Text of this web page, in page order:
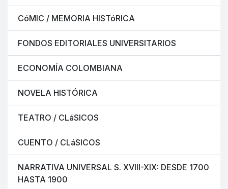
CóMIC / MEMORIA HISTóRICA
FONDOS EDITORIALES UNIVERSITARIOS
ECONOMÍA COLOMBIANA
NOVELA HISTÓRICA
TEATRO / CLáSICOS
CUENTO / CLáSICOS
NARRATIVA UNIVERSAL S. XVIII-XIX: DESDE 1700
HASTA 1900